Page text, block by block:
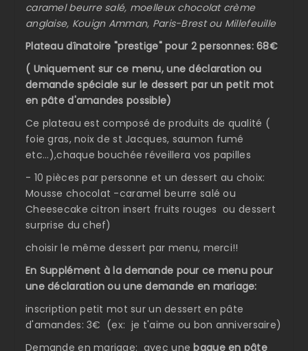
caramel beurre salé, moelleux chocolat crème
anglaise, Kouign Amman, Paris-Brest ou Millefeuille
Plateau dînatoire "prestige" pour 2 personnes: 68€
( Uniquement sur ce menu, une déclaration ou
demande spéciale sur le dessert par un petit mot
en pâte d'amandes possible)
Ce plateau est composé de produits de qualité (
foie gras, noix de st Jacques, saumon fumé
etc...),chaque bouchée réveillera vos papilles
- 10 pièces par personne et un dessert au choix:
Mousse chocolat -caramel beurre salé ou
Cheesecake citron insert fruits rouges ou dessert
surprise du chef)
choisir le même dessert par menu, merci!!
En Supplément à la demande pour ce menu pour
une déclaration ou une demande en mariage:
inscription petit mot sur un dessert en pâte
d'amandes: 3€ (ex: je t'aime ou bon anniversaire)
Demande en mariage: avec une bague en pâte